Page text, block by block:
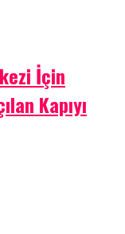
İçin
Kapıyı